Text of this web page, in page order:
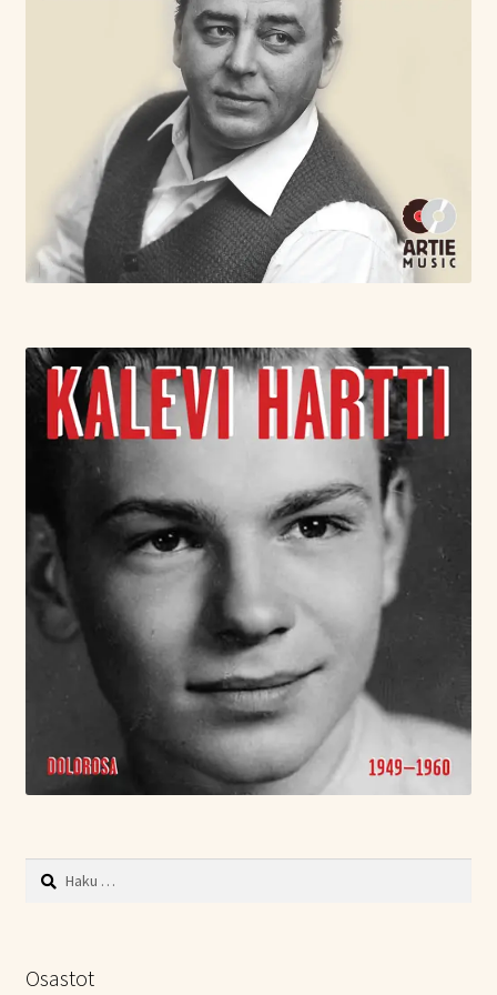
Haku:
Osastot